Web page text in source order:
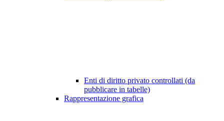
Enti di diritto privato controllati (da
pubblicare in tabelle)
Rappresentazione grafica